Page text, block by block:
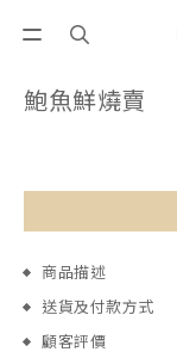
鮑魚鮮燒賣
商品描述
送貨及付款方式
顧客評價